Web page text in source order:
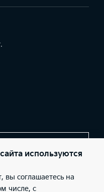
(Фактический адрес: г.
используются
вы соглашаетесь на
числе, с